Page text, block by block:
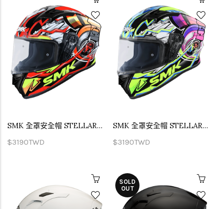
SMK 全罩安全帽 STELLAR TURBO 爆能動力 GL234
$3190TWD
SMK 全罩安全帽 STELLAR TURBO 爆能動力 GL249
$3190TWD
SOLD
OUT